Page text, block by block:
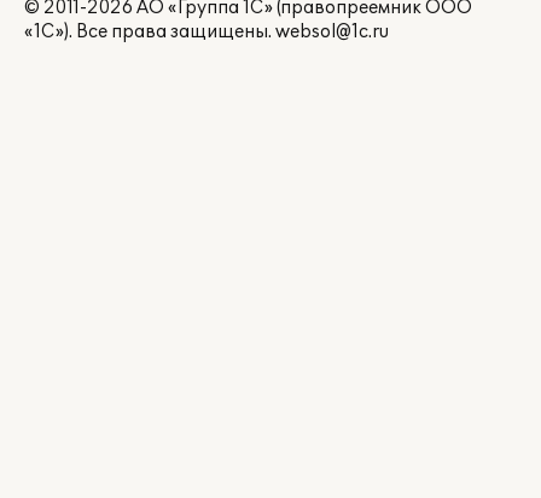
© 2011-2026 АО «Группа 1С» (правопреемник ООО
«1С»). Все права защищены. websol@1c.ru